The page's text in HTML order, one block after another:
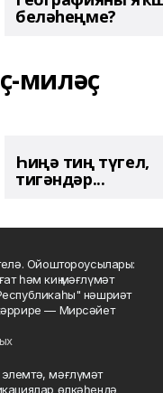
беләһеңме?
миләҫ
Һиңә тиң түгел,
тигәндәр...
Ойоштороусылары:
һәм киң мәғлүмәт
нәшриәт
— Мирсәйет
мәғлүмәт
өлкәһендә